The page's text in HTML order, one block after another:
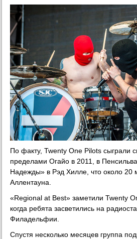
По факту, Twenty One Pilots сыграли
пределами Огайо в 2011, в
Надежды» в Рэд Хилле, что около 20
Аллентауна.
«Regional at Best» заметили Twenty
когда ребята засветились на
Филадельфии.
Спустя несколько месяцев группа